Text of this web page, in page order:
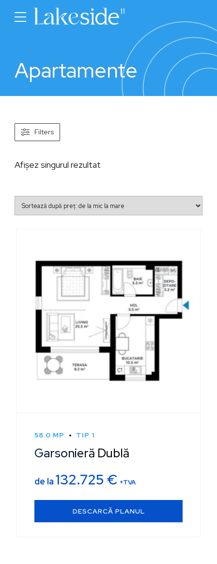
Apartamente
Afișez singurul rezultat
58.0 MP TIP 1
Garsonieră Dublă
de la 132.725 € +TVA
DESCARCĂ PLANUL
Filters